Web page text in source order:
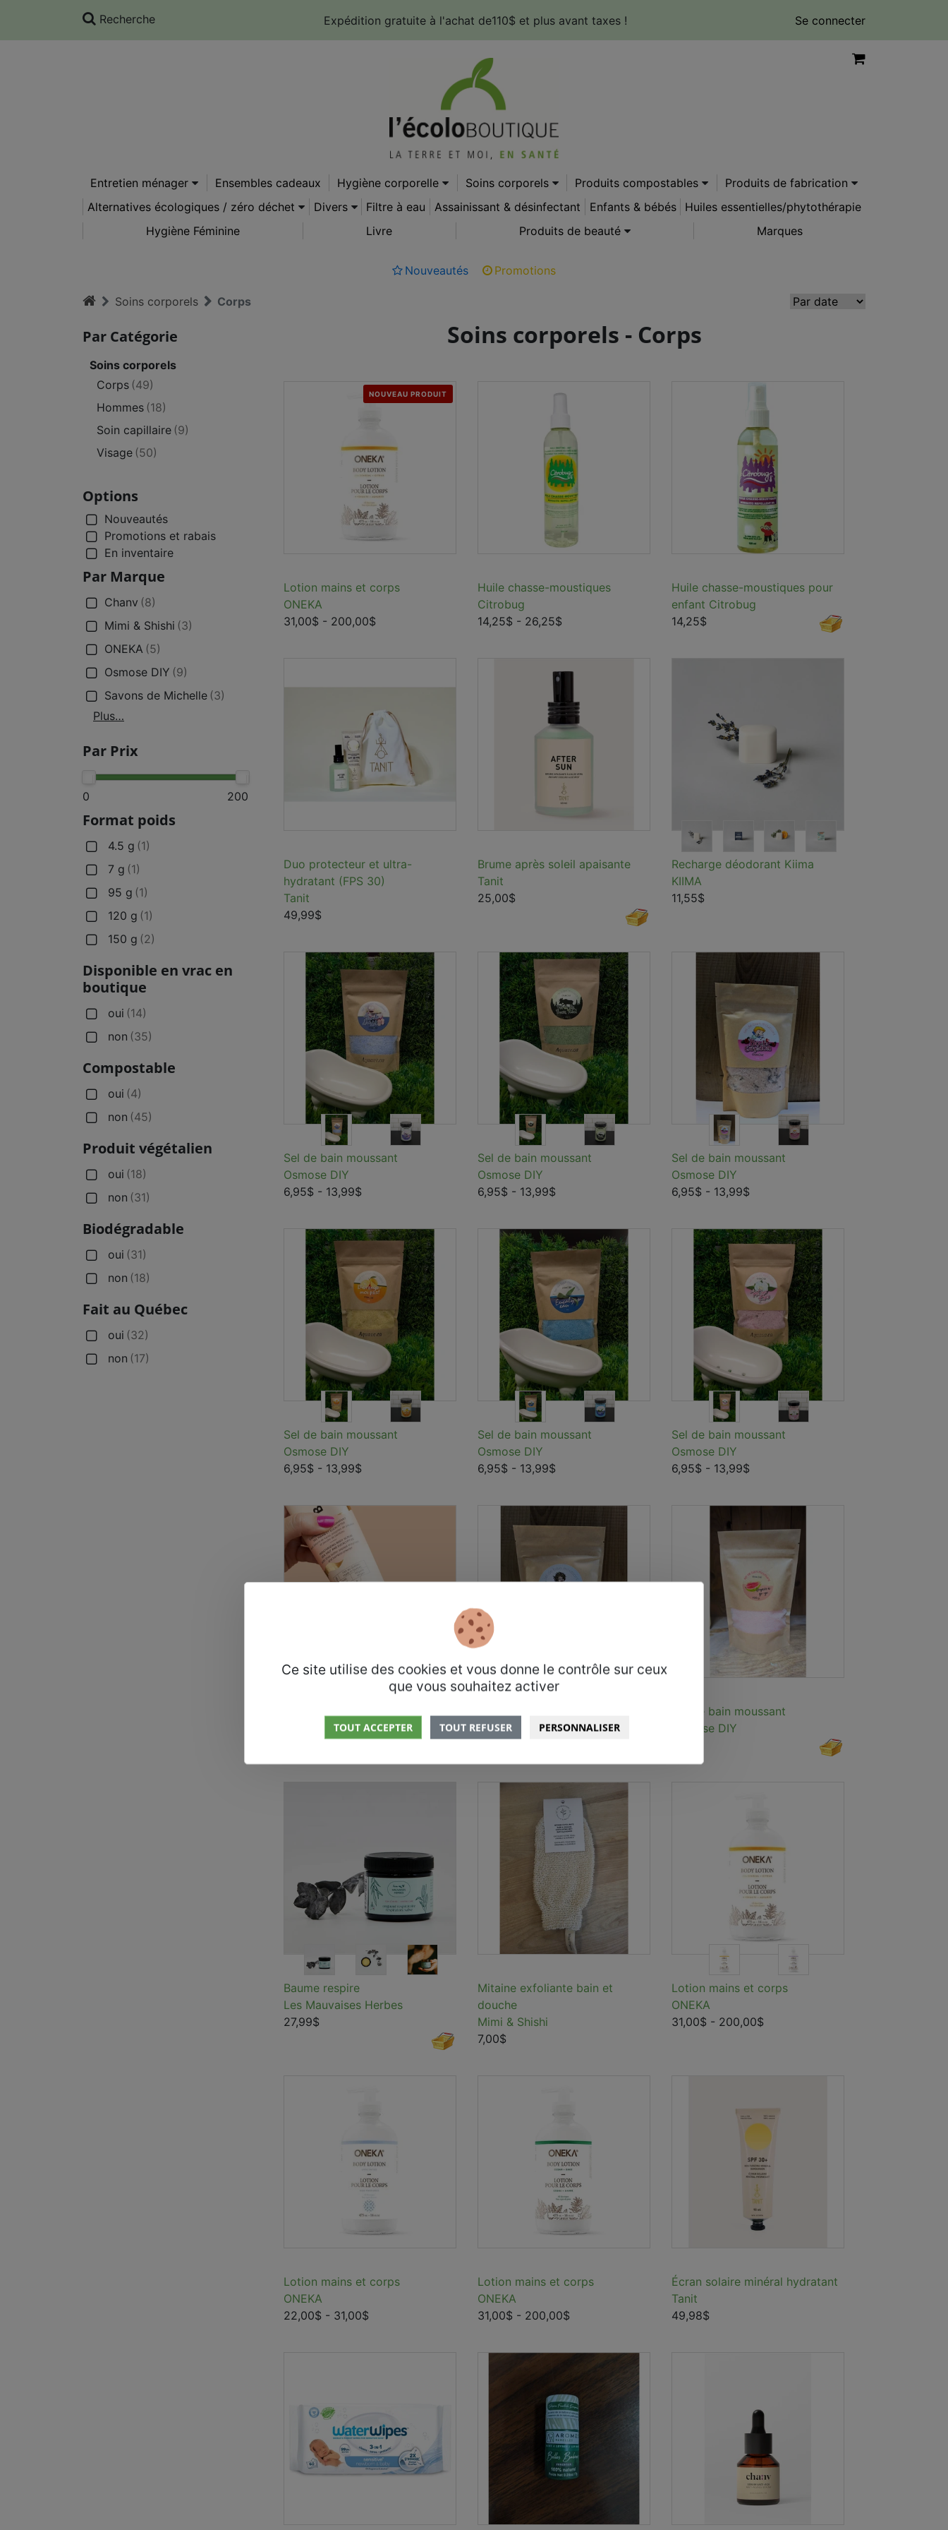
Recherche Expédition gratuite à l'achat de110$ et plus avant taxes ! Se connecter
Entretien ménager Ensembles cadeaux Hygiène corporelle Soins corporels Produits compostables
Produits de fabrication
Alternatives écologiques / zéro déchet
Divers Filtre à eau Assainissant & désinfectant Enfants & bébés
Huiles essentielles/phytothérapie
Hygiène Féminine
Livre Produits de beauté Marques
Nouveautés Promotions
Soins corporels Corps
Par Catégorie
Soins corporels
Corps (49)
Hommes (18)
Soin capillaire (9)
Visage (50)
Options
Nouveautés
Promotions et rabais
En inventaire
Par Marque
Chanv (8)
Mimi & Shishi (3)
ONEKA (5)
Osmose DIY (9)
Savons de Michelle (3)
Plus…
Par Prix
0 200
Format poids
4.5 g (1)
7 g (1)
95 g (1)
120 g (1)
150 g (2)
Disponible en vrac en
boutique
oui (14)
non (35)
Compostable
oui (4)
non (45)
Produit végétalien
oui (18)
non (31)
Biodégradable
oui (31)
non (18)
Fait au Québec
oui (32)
non (17)
Soins corporels - Corps
NOUVEAU PRODUIT
Lotion mains et corps
ONEKA
31,00$ - 200,00$
Huile chasse-moustiques
Citrobug
14,25$ - 26,25$
Huile chasse-moustiques pour
enfant Citrobug
14,25$
Duo protecteur et ultra-
hydratant (FPS 30)
Tanit
49,99$
Brume après soleil apaisante
Tanit
25,00$
Recharge déodorant Kiima
KIIMA
11,55$
Sel de bain moussant
Osmose DIY
6,95$ - 13,99$
Sel de bain moussant
Osmose DIY
6,95$ - 13,99$
Sel de bain moussant
Osmose DIY
6,95$ - 13,99$
Sel de bain moussant
Osmose DIY
6,95$ - 13,99$
Sel de bain moussant
Osmose DIY
6,95$ - 13,99$
Sel de bain moussant
Osmose DIY
6,95$ - 13,99$
Osmose DIY
Sel de bain moussant
Osmose DIY
Baume respire
Les Mauvaises Herbes
27,99$
Mitaine exfoliante bain et
douche
Mimi & Shishi
7,00$
Lotion mains et corps
ONEKA
31,00$ - 200,00$
Lotion mains et corps
ONEKA
22,00$ - 31,00$
Lotion mains et corps
ONEKA
31,00$ - 200,00$
Écran solaire minéral hydratant
Tanit
49,98$
Panneau de gestion des cookies
Ce site utilise des cookies et vous donne le contrôle sur ceux
que vous souhaitez activer
TOUT ACCEPTER TOUT REFUSER PERSONNALISER